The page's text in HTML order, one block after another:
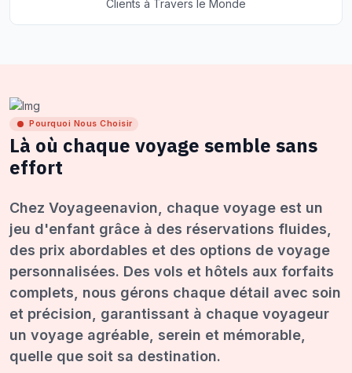
Clients à Travers le Monde
Pourquoi Nous Choisir
Là où chaque voyage semble sans
effort
Chez Voyageenavion, chaque voyage est un
jeu d'enfant grâce à des réservations fluides,
des prix abordables et des options de voyage
personnalisées. Des vols et hôtels aux forfaits
complets, nous gérons chaque détail avec soin
et précision, garantissant à chaque voyageur
un voyage agréable, serein et mémorable,
quelle que soit sa destination.